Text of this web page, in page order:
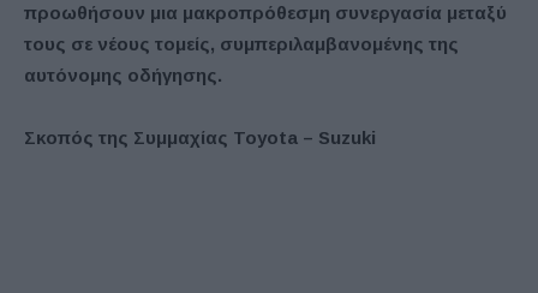
προωθήσουν μια μακροπρόθεσμη συνεργασία μεταξύ
τους σε νέους τομείς, συμπεριλαμβανομένης της
αυτόνομης οδήγησης.
Σκοπός της Συμμαχίας Toyota – Suzuki